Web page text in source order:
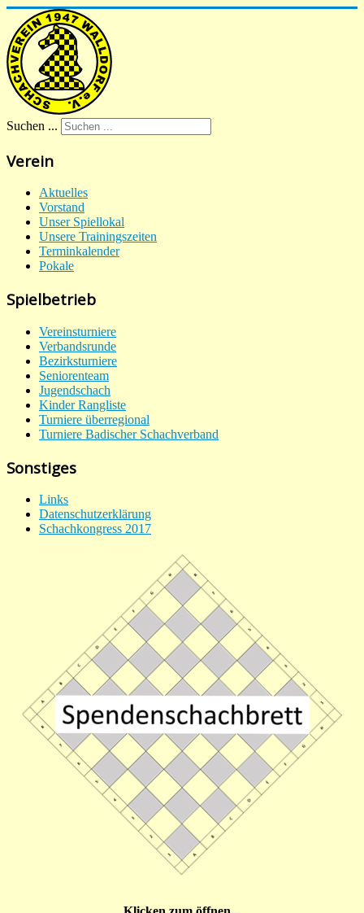
Suchen ...
Verein
Aktuelles
Vorstand
Unser Spiellokal
Unsere Trainingszeiten
Terminkalender
Pokale
Spielbetrieb
Vereinsturniere
Verbandsrunde
Bezirksturniere
Seniorenteam
Jugendschach
Kinder Rangliste
Turniere überregional
Turniere Badischer Schachverband
Sonstiges
Links
Datenschutzerklärung
Schachkongress 2017